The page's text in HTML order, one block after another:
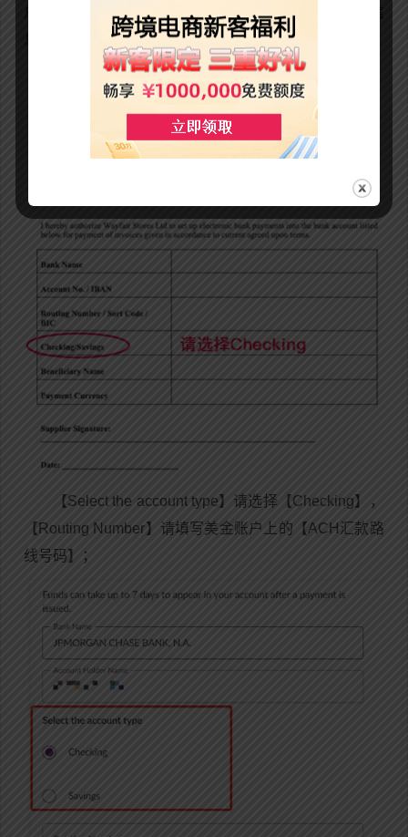
户表格（如图）； 请根据万里汇（WorldFirst）账户信
息填写这个表格内的信息
【Select the account type】请选择【Checking】，
【Routing Number】请填写美金账户上的【ACH汇款路
线号码】；